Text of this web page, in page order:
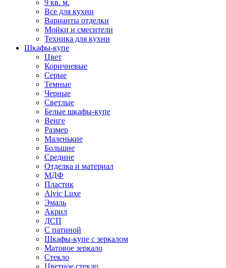
9 кв. м.
Все для кухни
Варианты отделки
Мойки и смесители
Техника для кухни
Шкафы-купе
Цвет
Коричневые
Серые
Темные
Черные
Светлые
Белые шкафы-купе
Венге
Размер
Маленькие
Большие
Средние
Отделка и материал
МДФ
Пластик
Alvic Luxe
Эмаль
Акрил
ДСП
С патиной
Шкафы-купе с зеркалом
Матовое зеркало
Стекло
Цветное стекло